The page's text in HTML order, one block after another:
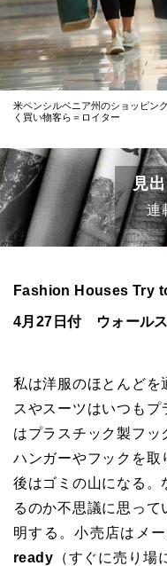
米ペンシルベニア州のショッピン
く買い物客ら＝ロイター
見
連
Fashion Houses Try
4月27日付 ウォール
私は洋服のほとんどを
スやスーツはいつも
はプラスチック製フッ
ハンガーやフックを取
後はゴミの山になる。
るのか不思議に思っ
明する。小売店はメ
ready （すぐに売り